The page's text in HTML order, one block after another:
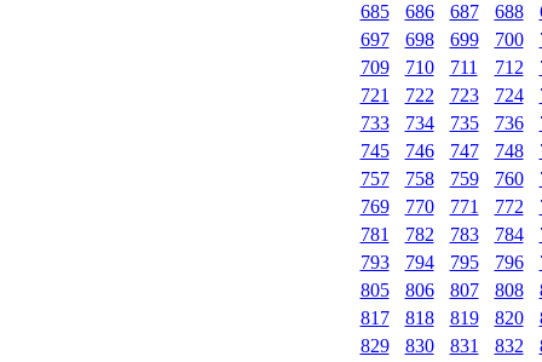
685
686 687 688
697
698 699 700
709
710 711 712
721
722 723 724
733
734 735 736
745
746 747 748
757
758 759 760
769
770 771 772
781
782 783 784
793
794 795 796
805
806 807 808
817
818 819 820
829
830 831 832